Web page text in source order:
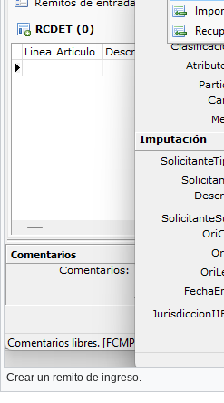
Crear un remito de ingreso.